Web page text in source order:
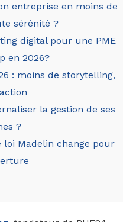
entreprise en moins de
sérénité ?
digital pour une PME
en 2026?
: moins de storytelling,
la gestion de ses
?
loi Madelin change pour